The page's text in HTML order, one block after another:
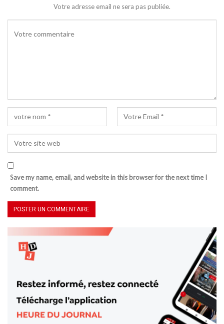
Votre adresse email ne sera pas publiée.
Save my name, email, and website in this browser for the next time I
comment.